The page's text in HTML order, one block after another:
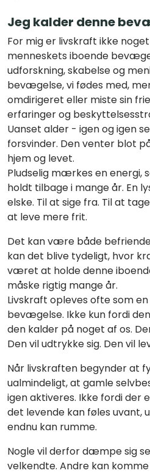
Jeg kalder denne
For mig er livskraft ikke
menneskets iboende
udforskning, skabelse og
bevægelse, vi fødes med,
omdirigeret eller miste sin
erfaringer og
Uanset alder - igen og igen
forsvinder. Den venter blot
hjem og levet.
Pludselig mærkes en energi,
holdt tilbage i mange år. En
elske. Til at sige fra. Til at
at leve mere frit.
Det kan være både
kan det blive tydeligt, hvor
været at holde denne
måske rigtig mange år.
Livskraft opleves ofte som
bevægelse. Ikke kun fordi
den kalder på noget af os.
Den vil udtrykke sig. Den vil
Når livskraften begynder at
ualmindeligt, at gamle
igen aktiveres. Ikke fordi der
det levende kan føles uvant,
endnu kan rumme.
Nogle vil derfor dæmpe sig
velkendte. Andre kan